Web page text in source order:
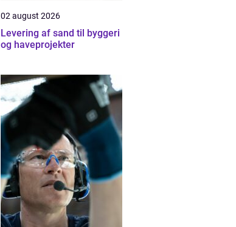
02 august 2026
Levering af sand til byggeri
og haveprojekter